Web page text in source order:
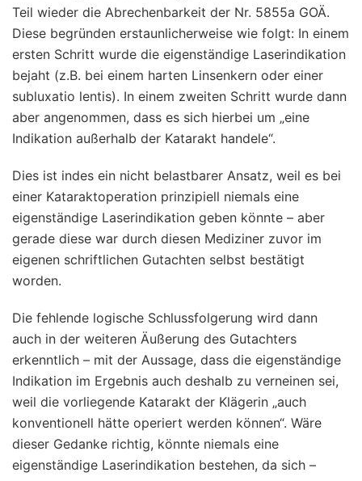
Teil wieder die Abrechenbarkeit der Nr. 5855a GOÄ.
Diese begründen erstaunlicherweise wie folgt: In einem
ersten Schritt wurde die eigenständige Laserindikation
bejaht (z.B. bei einem harten Linsenkern oder einer
subluxatio lentis). In einem zweiten Schritt wurde dann
aber angenommen, dass es sich hierbei um „eine
Indikation außerhalb der Katarakt handele“.
Dies ist indes ein nicht belastbarer Ansatz, weil es bei
einer Kataraktoperation prinzipiell niemals eine
eigenständige Laserindikation geben könnte – aber
gerade diese war durch diesen Mediziner zuvor im
eigenen schriftlichen Gutachten selbst bestätigt
worden.
Die fehlende logische Schlussfolgerung wird dann
auch in der weiteren Äußerung des Gutachters
erkenntlich – mit der Aussage, dass die eigenständige
Indikation im Ergebnis auch deshalb zu verneinen sei,
weil die vorliegende Katarakt der Klägerin „auch
konventionell hätte operiert werden können“. Wäre
dieser Gedanke richtig, könnte niemals eine
eigenständige Laserindikation bestehen, da sich –